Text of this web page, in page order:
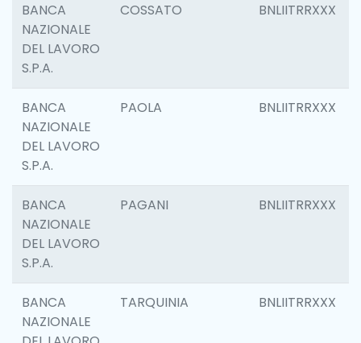
BANCA
NAZIONALE
DEL LAVORO
S.P.A.
COSSATO BNLIITRRXXX
BANCA
NAZIONALE
DEL LAVORO
S.P.A.
PAOLA BNLIITRRXXX
BANCA
NAZIONALE
DEL LAVORO
S.P.A.
PAGANI BNLIITRRXXX
BANCA
NAZIONALE
TARQUINIA BNLIITRRXXX